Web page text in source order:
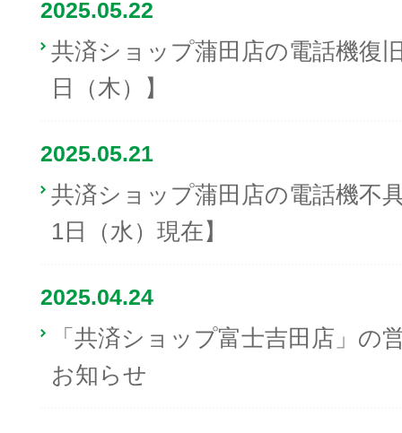
2025.05.22
共済ショップ蒲田店の電話機復
日（木）】
2025.05.21
共済ショップ蒲田店の電話機不
1日（水）現在】
2025.04.24
「共済ショップ富士吉田店」の
お知らせ